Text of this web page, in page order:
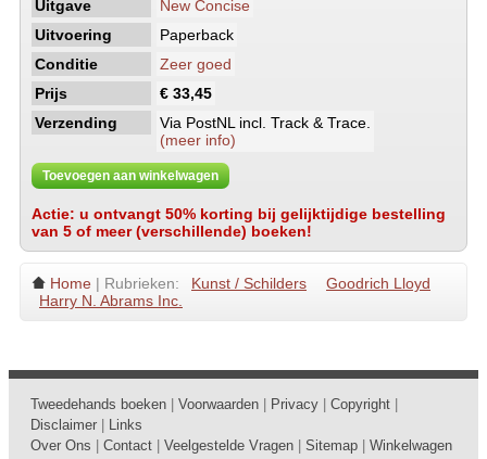
Uitgave
New Concise
Uitvoering
Paperback
Conditie
Zeer goed
Prijs
€ 33,45
Verzending
Via PostNL incl. Track & Trace.
(meer info)
Toevoegen aan winkelwagen
Actie: u ontvangt 50% korting bij gelijktijdige bestelling
van 5 of meer (verschillende) boeken!
Home | Rubrieken: Kunst / Schilders
Goodrich Lloyd
Harry N. Abrams Inc.
Tweedehands boeken Voorwaarden Privacy Copyright
Disclaimer
Links
Over Ons
Contact Veelgestelde Vragen Sitemap
Winkelwagen